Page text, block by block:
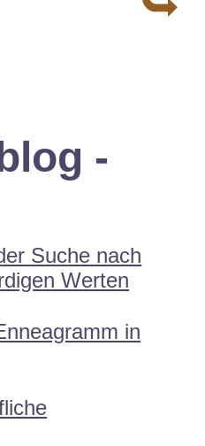
-
Suche nach
Werten
in